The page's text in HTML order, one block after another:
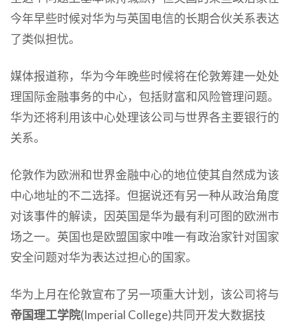
今年早些时候对华为与英国电信的长期合伙关系表达
了类似担忧。
媒体报道称，华为今年晚些时候将在伦敦筹建一处处
理国际金融事务的中心，包括财富和风险管理问题。
华为还将利用该中心处理该公司与世界各主要银行的
关系。
伦敦作为欧洲和世界金融中心的地位使其自然成为该
中心地址的不二选择。但据说还有另一种从政治角度
对该事件的解读，因英国是华为最有利可图的欧洲市
场之一。英国也是欧盟国家中唯一有政治家针对国家
安全问题对华为表达过担心的国家。
华为上月在伦敦宣布了另一项重大计划，该公司将与
帝国理工学院(Imperial College)共同开发大数据技